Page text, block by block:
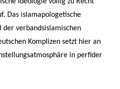
Das islamapologetische
verbandsislamischen
Komplizen setzt hier an
in perfider